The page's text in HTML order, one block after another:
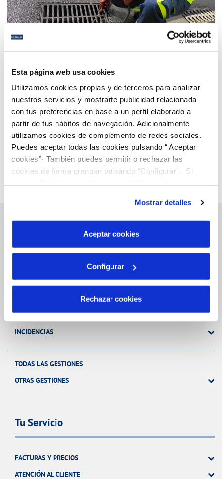
Esta página web usa cookies
Utilizamos cookies propias y de terceros para analizar
nuestros servicios y mostrarte publicidad relacionada
con tus preferencias en base a un perfil elaborado a
partir de tus hábitos de navegación. Adicionalmente
utilizamos cookies de complemento de redes sociales.
Puedes aceptar todas las cookies pulsando “ Aceptar
cookies”· También puedes permitir o rechazar las
cookies de forma granular pulsando “Configurar”. Si
son indispensables para que el sitio web funcione y que
por tanto no se pueden desactivar. Puedes consultar
más información en nuestraPolítica de Cookies
Mostrar detalles
Aceptar cookies
Configurar
Rechazar cookies
Preparan el alcantarillado de San Fernando para la
Página 41 de 112
Anterior Siguiente
Gestiones Online
FACTURAS, PAGOS Y CONSUMOS
MODIFICACIÓN DE DATOS
INCIDENCIAS
TODAS LAS GESTIONES
OTRAS GESTIONES
Tu Servicio
FACTURAS Y PRECIOS
ATENCIÓN AL CLIENTE